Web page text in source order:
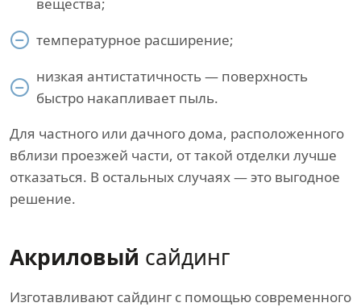
температурное расширение;
низкая антистатичность — поверхность
быстро накапливает пыль.
Для частного или дачного дома, расположенного
вблизи проезжей части, от такой отделки лучше
отказаться. В остальных случаях — это выгодное
решение.
Акриловый сайдинг
Изготавливают сайдинг с помощью современного